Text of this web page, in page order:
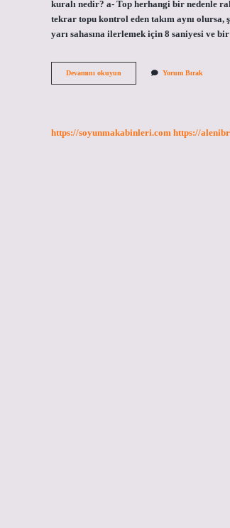
kuralı nedir? a- Top herhangi bir nedenle
tekrar topu kontrol eden takım aynı olursa,
yarı sahasına ilerlemek için 8 saniyesi ve
Devamını okuyun
Maçında
Yorum Bırak
https://soyunmakabinleri.com https://